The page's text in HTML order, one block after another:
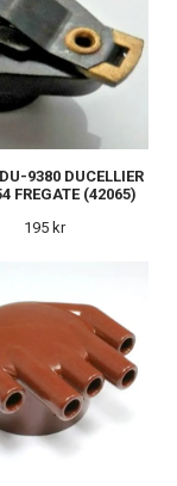
9380 DUCELLIER
FREGATE (42065)
195 kr